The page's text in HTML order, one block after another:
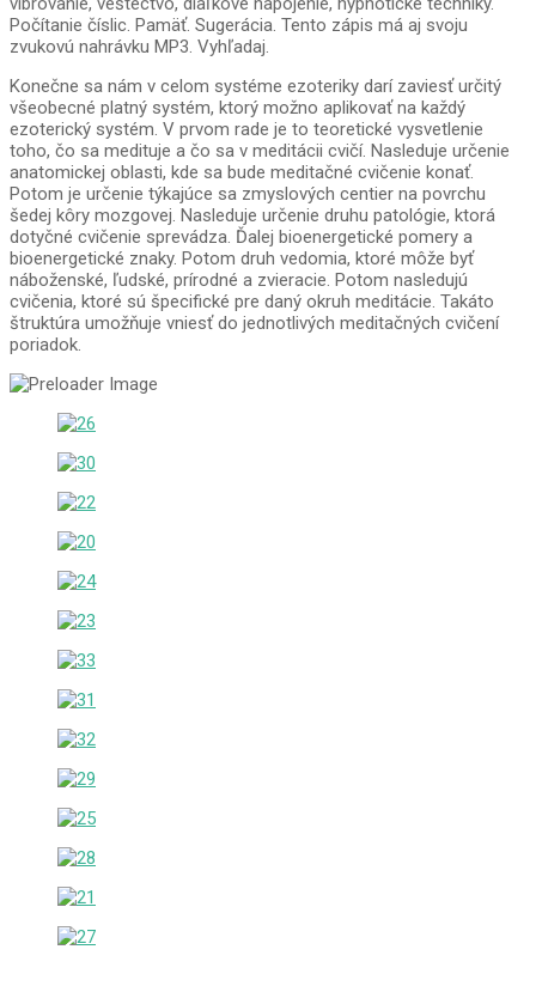
Počítanie číslic. Pamäť. Sugerácia. Tento zápis má aj svoju
zvukovú nahrávku MP3. Vyhľadaj.
Konečne sa nám v celom systéme ezoteriky darí zaviesť určitý
všeobecné platný systém, ktorý možno aplikovať na každý
ezoterický systém. V prvom rade je to teoretické vysvetlenie
toho, čo sa medituje a čo sa v meditácii cvičí. Nasleduje určenie
anatomickej oblasti, kde sa bude meditačné cvičenie konať.
Potom je určenie týkajúce sa zmyslových centier na povrchu
šedej kôry mozgovej. Nasleduje určenie druhu patológie, ktorá
dotyčné cvičenie sprevádza. Ďalej bioenergetické pomery a
bioenergetické znaky. Potom druh vedomia, ktoré môže byť
náboženské, ľudské, prírodné a zvieracie. Potom nasledujú
cvičenia, ktoré sú špecifické pre daný okruh meditácie. Takáto
štruktúra umožňuje vniesť do jednotlivých meditačných cvičení
poriadok.